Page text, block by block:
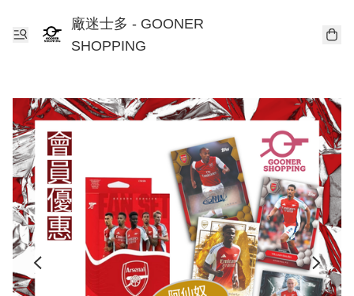
廠迷士多 - GOONER
SHOPPING